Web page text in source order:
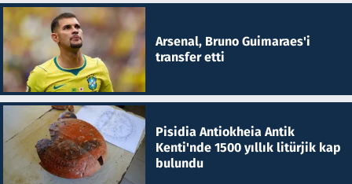
Arsenal, Bruno Guimaraes'i
transfer etti
Pisidia Antiokheia Antik
Kenti'nde 1500 yıllık litürjik kap
bulundu